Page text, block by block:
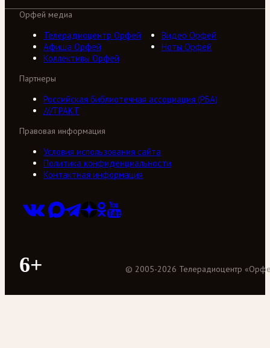
Орфей медиа
Телерадиоцентр Орфей
Видео Орфей
Афиша Орфей
Ноты Орфей
Коллективы Орфей
Партнеры
Российская библиотечная ассоциация (РБА)
///ТРАКТ
Правовая информация
Условия использования сайта
Политика конфиденциальности
Контактная информация
6+ © 2005-2026 Телерадиоцентр